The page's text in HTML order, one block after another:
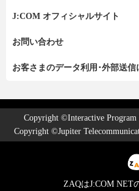
J:COM オフィシャルサイト
お問い合わせ
お客さまのデータ利用･外部送信
Copyright ©Interactive Program
Copyright ©Jupiter
ZAQはJ:COM NET